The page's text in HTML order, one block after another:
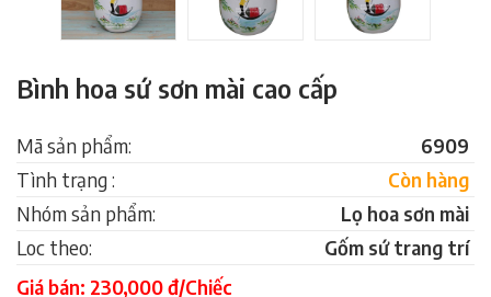
Bình hoa sứ sơn mài cao cấp
Mã sản phẩm:
6909
Tình trạng :
Còn hàng
Nhóm sản phẩm:
Lọ hoa sơn mài
Loc theo:
Gốm sứ trang trí
Giá bán: 230,000 đ/Chiếc